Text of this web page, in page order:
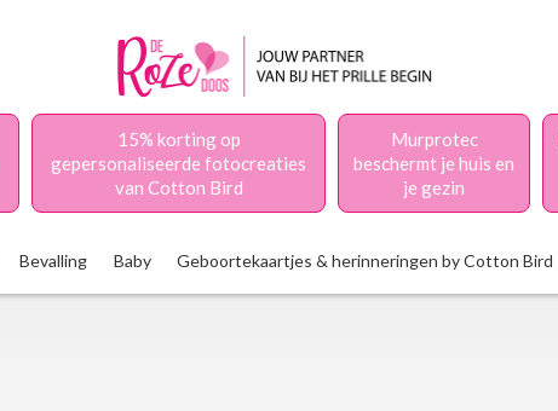
15% korting op
gepersonaliseerde fotocreaties
van Cotton Bird
Murprotec
beschermt je huis en
je gezin
Bevalling Baby Geboortekaartjes & herinneringen by Cotton Bird